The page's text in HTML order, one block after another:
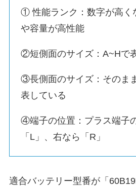
① 性能ランク：数字が高く
や容量が高性能
②短側面のサイズ：A~Hで
③長側面のサイズ：そのま
表している
④端子の位置：プラス端子
「L」、右なら「R」
適合バッテリー型番が「